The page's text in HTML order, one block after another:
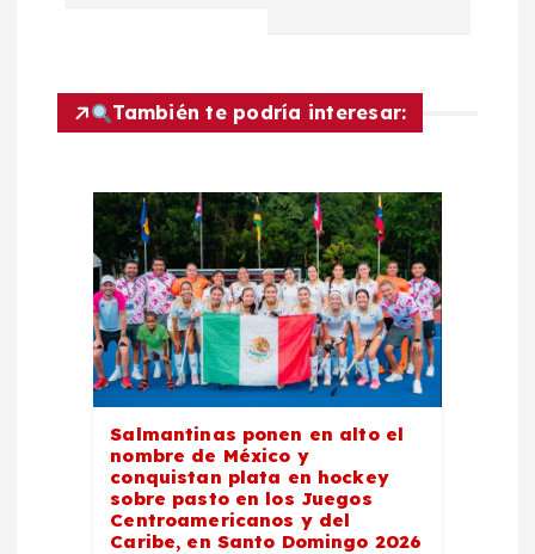
ó
También te podría interesar:
Salmantinas ponen en alto el
nombre de México y
conquistan plata en hockey
sobre pasto en los Juegos
Centroamericanos y del
Caribe, en Santo Domingo 2026